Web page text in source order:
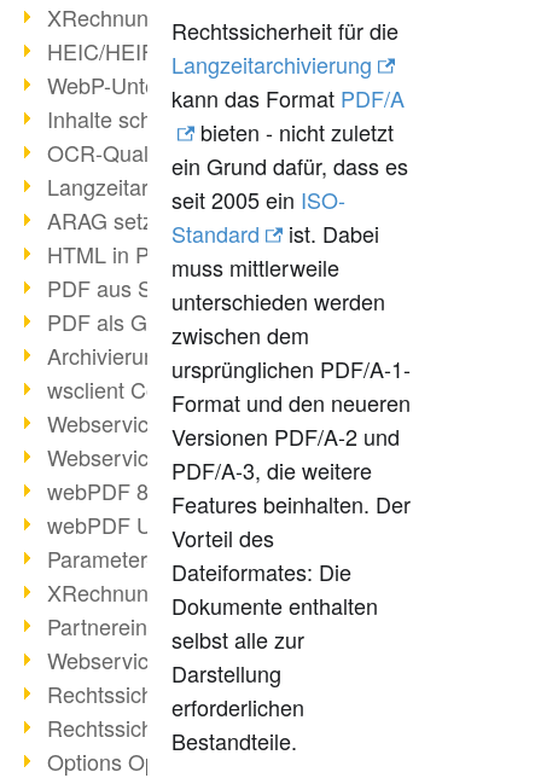
XRechnung Überblick
HEIC/HEIF-Unterstützung
WebP-Unterstützung
Inhalte schwärzen
OCR-Qualität verbessert
Langzeitarchivierung PDF
ARAG setzt auf webPDF
HTML in PDF umwandeln
PDF aus SAP
PDF als Grafik exportieren
Archivierung & Migration
wsclient Converter
Webservice Toolbox (3)
Webservice PDF/A
webPDF 8 Neuerungen (Teil 2)
webPDF Update 8.0.0.2058
Parameter-Umstellung
XRechnung bei deutschen Behörden
Partnereinsatz unserer Software
Webservice Beispiel: XMP-Metadaten
Rechtssichere Mail-Archivierung (2)
Rechtssichere Mail-Archivierung (1)
Options Operation
Rechtssicherheit für die
Langzeitarchivierung
kann das Format PDF/A
bieten - nicht zuletzt
ein Grund dafür, dass es
seit 2005 ein ISO-
Standard
ist. Dabei
muss mittlerweile
unterschieden werden
zwischen dem
ursprünglichen PDF/A-1-
Format und den neueren
Versionen PDF/A-2 und
PDF/A-3, die weitere
Features beinhalten. Der
Vorteil des
Dateiformates: Die
Dokumente enthalten
selbst alle zur
Darstellung
erforderlichen
Bestandteile.